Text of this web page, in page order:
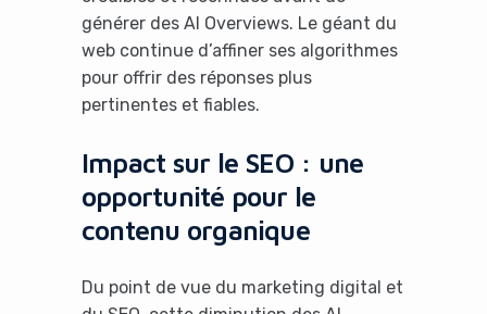
générer des AI Overviews. Le géant du
web continue d’affiner ses algorithmes
pour offrir des réponses plus
pertinentes et fiables.
Impact sur le SEO : une
opportunité pour le
contenu organique
Du point de vue du marketing digital et